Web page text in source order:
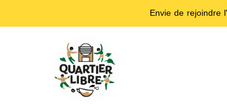
Envie de rejoindre